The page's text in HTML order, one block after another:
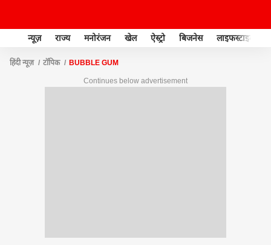
न्यूज़ राज्य मनोरंजन खेल ऐस्ट्रो बिजनेस लाइफस्टाइल
हिंदी न्यूज़ टॉपिक BUBBLE GUM
Continues below advertisement